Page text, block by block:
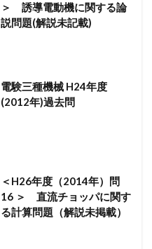
＞ 誘導電動機に関する論
説問題(解説未記載)
電験三種機械 H24年度
(2012年)過去問
＜H26年度（2014年）問
16 ＞ 直流チョッパに関す
る計算問題（解説未掲載）